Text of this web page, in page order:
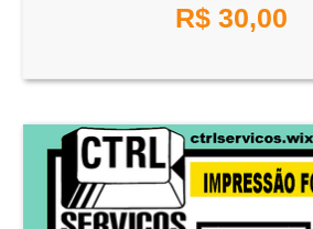
R$ 30,00